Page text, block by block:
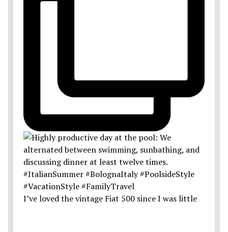
I’ve loved the vintage Fiat 500 since I was little